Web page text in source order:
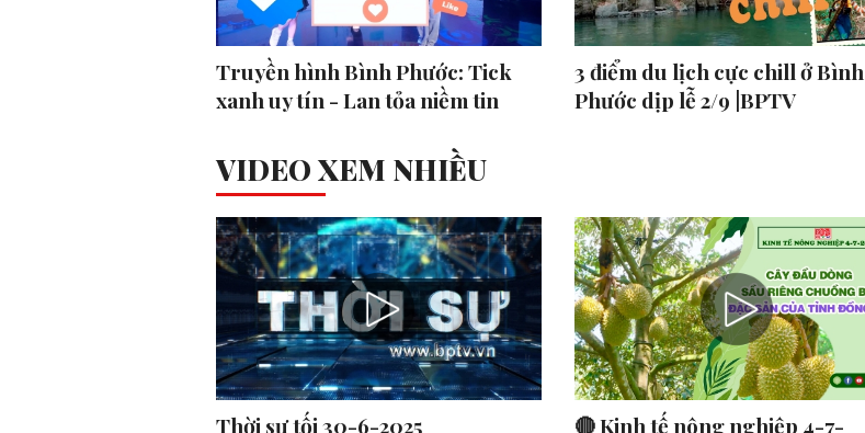
Truyền hình Bình Phước: Tick
xanh uy tín - Lan tỏa niềm tin
3 điểm du lịch cực chill ở Bình
Phước dịp lễ 2/9 |BPTV
VIDEO XEM NHIỀU
Thời sự tối 30-6-2025 🔴 Kinh tế nông nghiệp 4-7-